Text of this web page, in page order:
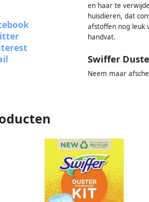
en haar te
huisdieren, dat
afstoffen nog leuk
handvat.
Swiffer
Neem maar